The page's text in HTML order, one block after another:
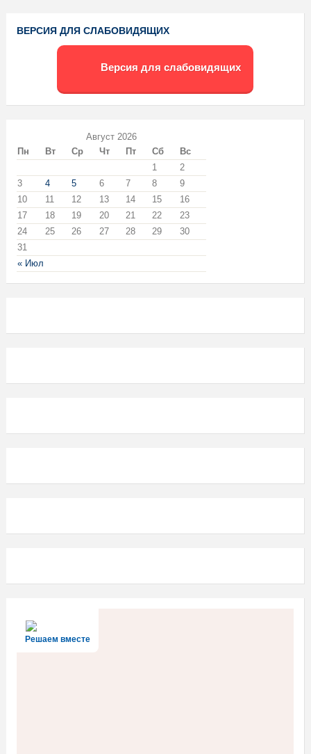
ВЕРСИЯ ДЛЯ СЛАБОВИДЯЩИХ
Версия для слабовидящих
Август 2026
Пн
Вт Ср Чт Пт Сб Вс
« Июл
1
2
3
4 5 6 7 8
9
10
11 12 13 14 15
16
17
18 19 20 21 22
23
24
25 26 27 28 29
30
31
Решаем вместе